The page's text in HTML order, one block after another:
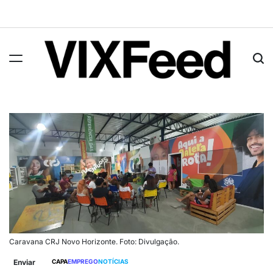
Caravana CRJ Novo Horizonte. Foto: Divulgação.
Enviar CAPAEMPREGONOTÍCIAS